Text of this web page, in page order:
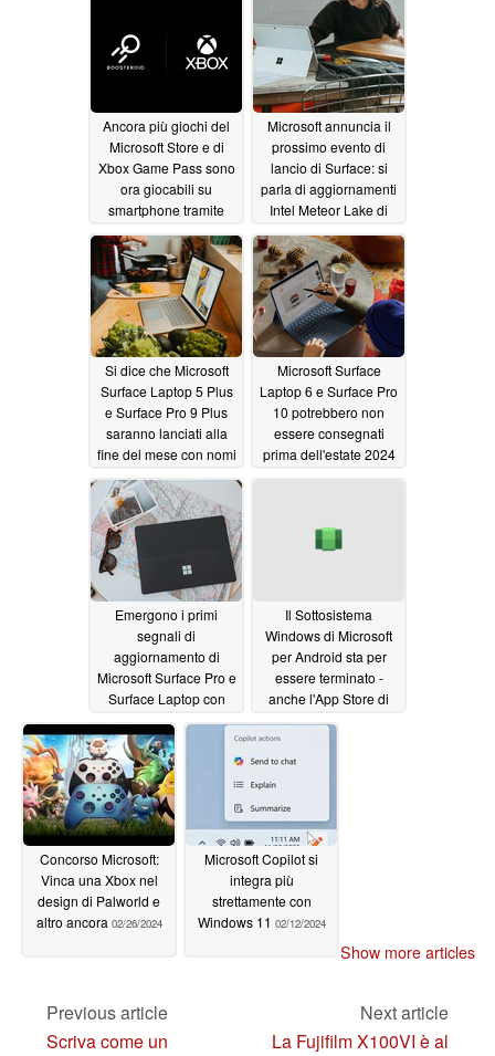
Ancora più giochi del
Microsoft Store e di
Xbox Game Pass sono
ora giocabili su
smartphone tramite
Boosteroid03/11/2024
Microsoft annuncia il
prossimo evento di
lancio di Surface: si
parla di aggiornamenti
Intel Meteor Lake di
Surface Laptop 5 e
Surface Pro 903/07/2024
Si dice che Microsoft
Surface Laptop 5 Plus
e Surface Pro 9 Plus
saranno lanciati alla
fine del mese con nomi
diversi03/07/2024
Microsoft Surface
Laptop 6 e Surface Pro
10 potrebbero non
essere consegnati
prima dell'estate 2024
03/07/2024
Emergono i primi
segnali di
aggiornamento di
Microsoft Surface Pro e
Surface Laptop con
processori Intel Core
Ultra 503/07/2024
Il Sottosistema
Windows di Microsoft
per Android sta per
essere terminato -
anche l'App Store di
Amazon ne è affetto
Concorso Microsoft:
Vinca una Xbox nel
design di Palworld e
altro ancora 02/26/2024
Microsoft Copilot si
integra più
strettamente con
Windows 11 02/12/2024
Show more articles
Previous article
Scriva come un
Next article
La Fujifilm X100VI è al